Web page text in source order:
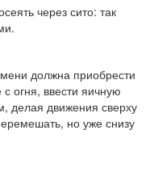
через сито: так
должна приобрести
огня, ввести яичную
делая движения сверху
но уже снизу